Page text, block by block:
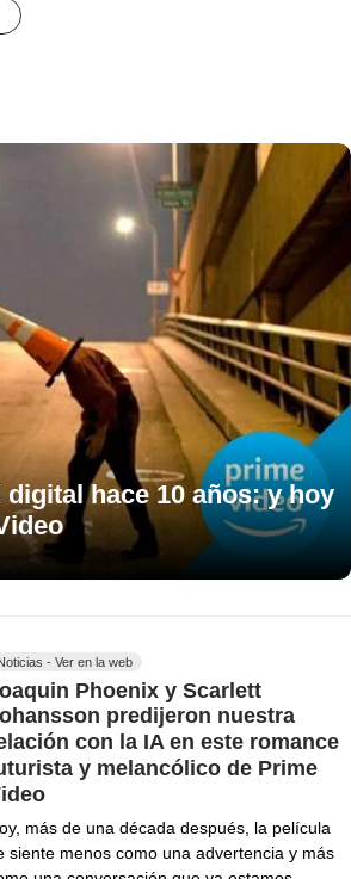
hace 10 años: y hoy
- Ver en la web
Phoenix y Scarlett
predijeron nuestra
con la IA en este romance
y melancólico de Prime
más de una década después, la película
siente menos como una advertencia y más